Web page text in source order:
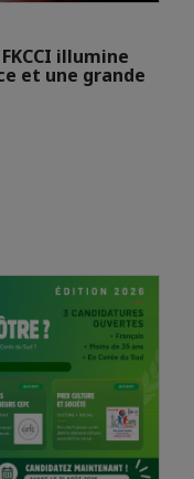
illumine
et une grande